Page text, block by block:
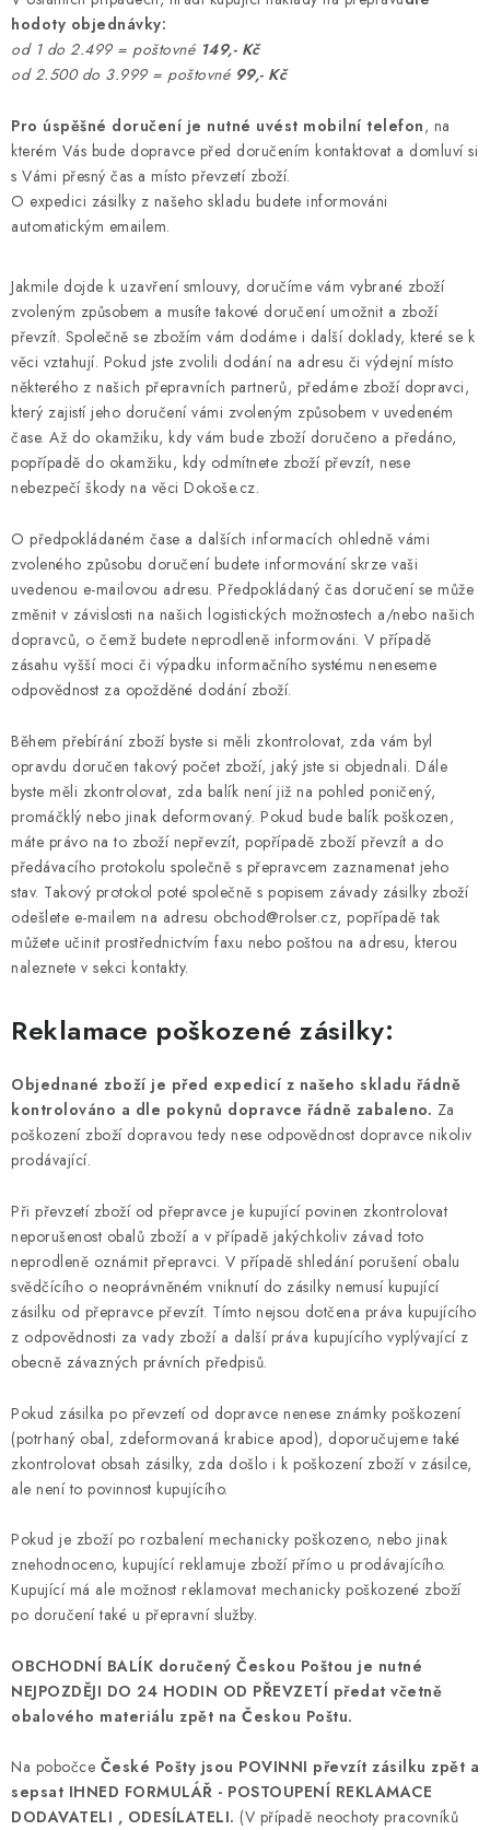
hodoty objednávky:
od 1 do 2.499 = poštovné 149,- Kč
od 2.500 do 3.999 = poštovné 99,- Kč
Pro úspěšné doručení je nutné uvést mobilní telefon, na
kterém Vás bude dopravce před doručením kontaktovat a domluví si
s Vámi přesný čas a místo převzetí zboží.
O expedici zásilky z našeho skladu budete informováni
automatickým emailem.
Jakmile dojde k uzavření smlouvy, doručíme vám vybrané zboží
zvoleným způsobem a musíte takové doručení umožnit a zboží
převzít. Společně se zbožím vám dodáme i další doklady, které se k
věci vztahují. Pokud jste zvolili dodání na adresu či výdejní místo
některého z našich přepravních partnerů, předáme zboží dopravci,
který zajistí jeho doručení vámi zvoleným způsobem v uvedeném
čase. Až do okamžiku, kdy vám bude zboží doručeno a předáno,
popřípadě do okamžiku, kdy odmítnete zboží převzít, nese
nebezpečí škody na věci Dokoše.cz.
O předpokládaném čase a dalších informacích ohledně vámi
zvoleného způsobu doručení budete informování skrze vaši
uvedenou e-mailovou adresu. Předpokládaný čas doručení se může
změnit v závislosti na našich logistických možnostech a/nebo našich
dopravců, o čemž budete neprodleně informováni. V případě
zásahu vyšší moci či výpadku informačního systému neneseme
odpovědnost za opožděné dodání zboží.
Během přebírání zboží byste si měli zkontrolovat, zda vám byl
opravdu doručen takový počet zboží, jaký jste si objednali. Dále
byste měli zkontrolovat, zda balík není již na pohled poničený,
promáčklý nebo jinak deformovaný. Pokud bude balík poškozen,
máte právo na to zboží nepřevzít, popřípadě zboží převzít a do
předávacího protokolu společně s přepravcem zaznamenat jeho
stav. Takový protokol poté společně s popisem závady zásilky zboží
odešlete e-mailem na adresu obchod@rolser.cz, popřípadě tak
můžete učinit prostřednictvím faxu nebo poštou na adresu, kterou
naleznete v sekci kontakty.
Reklamace poškozené zásilky:
Objednané zboží je před expedicí z našeho skladu řádně
kontrolováno a dle pokynů dopravce řádně zabaleno. Za
poškození zboží dopravou tedy nese odpovědnost dopravce nikoliv
prodávající.
Při převzetí zboží od přepravce je kupující povinen zkontrolovat
neporušenost obalů zboží a v případě jakýchkoliv závad toto
neprodleně oznámit přepravci. V případě shledání porušení obalu
svědčícího o neoprávněném vniknutí do zásilky nemusí kupující
zásilku od přepravce převzít. Tímto nejsou dotčena práva kupujícího
z odpovědnosti za vady zboží a další práva kupujícího vyplývající z
obecně závazných právních předpisů.
Pokud zásilka po převzetí od dopravce nenese známky poškození
(potrhaný obal, zdeformovaná krabice apod), doporučujeme také
zkontrolovat obsah zásilky, zda došlo i k poškození zboží v zásilce,
ale není to povinnost kupujícího.
Pokud je zboží po rozbalení mechanicky poškozeno, nebo jinak
znehodnoceno, kupující reklamuje zboží přímo u prodávajícího.
Kupující má ale možnost reklamovat mechanicky poškozené zboží
po doručení také u přepravní služby.
OBCHODNÍ BALÍK doručený Českou Poštou je nutné
NEJPOZDĚJI DO 24 HODIN OD PŘEVZETÍ předat včetně
obalového materiálu zpět na Českou Poštu.
Na pobočce České Pošty jsou POVINNI převzít zásilku zpět a
sepsat IHNED FORMULÁŘ - POSTOUPENÍ REKLAMACE
DODAVATELI , ODESÍLATELI. (V případě neochoty pracovníků